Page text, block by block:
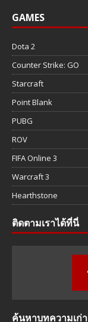
GAMES
Dota 2
Counter Strike: GO
Starcraft
Point Blank
PUBG
ROV
FIFA Online 3
Warcraft 3
Hearthstone
ติดตามเราได้ที่นี่
ค้นหาบทความเก่า